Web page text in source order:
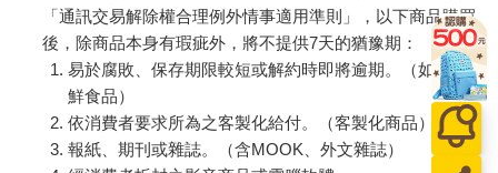
「通訊交易解除權合理例外情事適用準則」，以下商品購買
後，除商品本身有瑕疵外，將不提供7天的猶豫期：
易於腐敗、保存期限較短或解約時即將逾期。（如：生
鮮食品）
依消費者要求所為之客製化給付。（客製化商品）
報紙、期刊或雜誌。（含MOOK、外文雜誌）